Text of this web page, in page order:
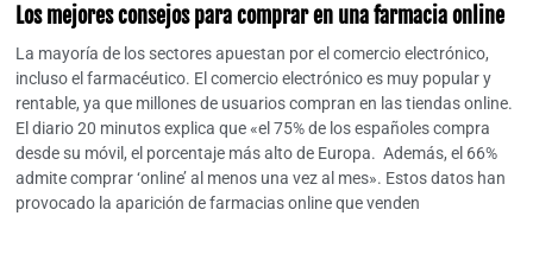
Los mejores consejos para comprar en una farmacia online
La mayoría de los sectores apuestan por el comercio electrónico,
incluso el farmacéutico. El comercio electrónico es muy popular y
rentable, ya que millones de usuarios compran en las tiendas online.
El diario 20 minutos explica que «el 75% de los españoles compra
desde su móvil, el porcentaje más alto de Europa. Además, el 66%
admite comprar ‘online’ al menos una vez al mes». Estos datos han
provocado la aparición de farmacias online que venden